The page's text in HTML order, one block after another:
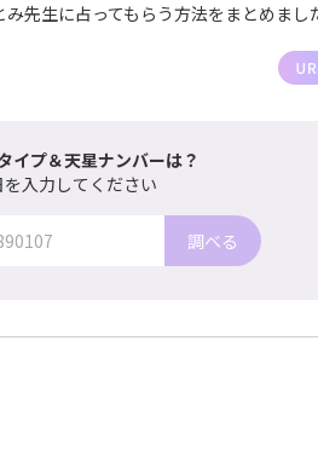
先生に占ってもらう方法をまとめまし
イプ＆天星ナンバーは？
を入力してください
調べる